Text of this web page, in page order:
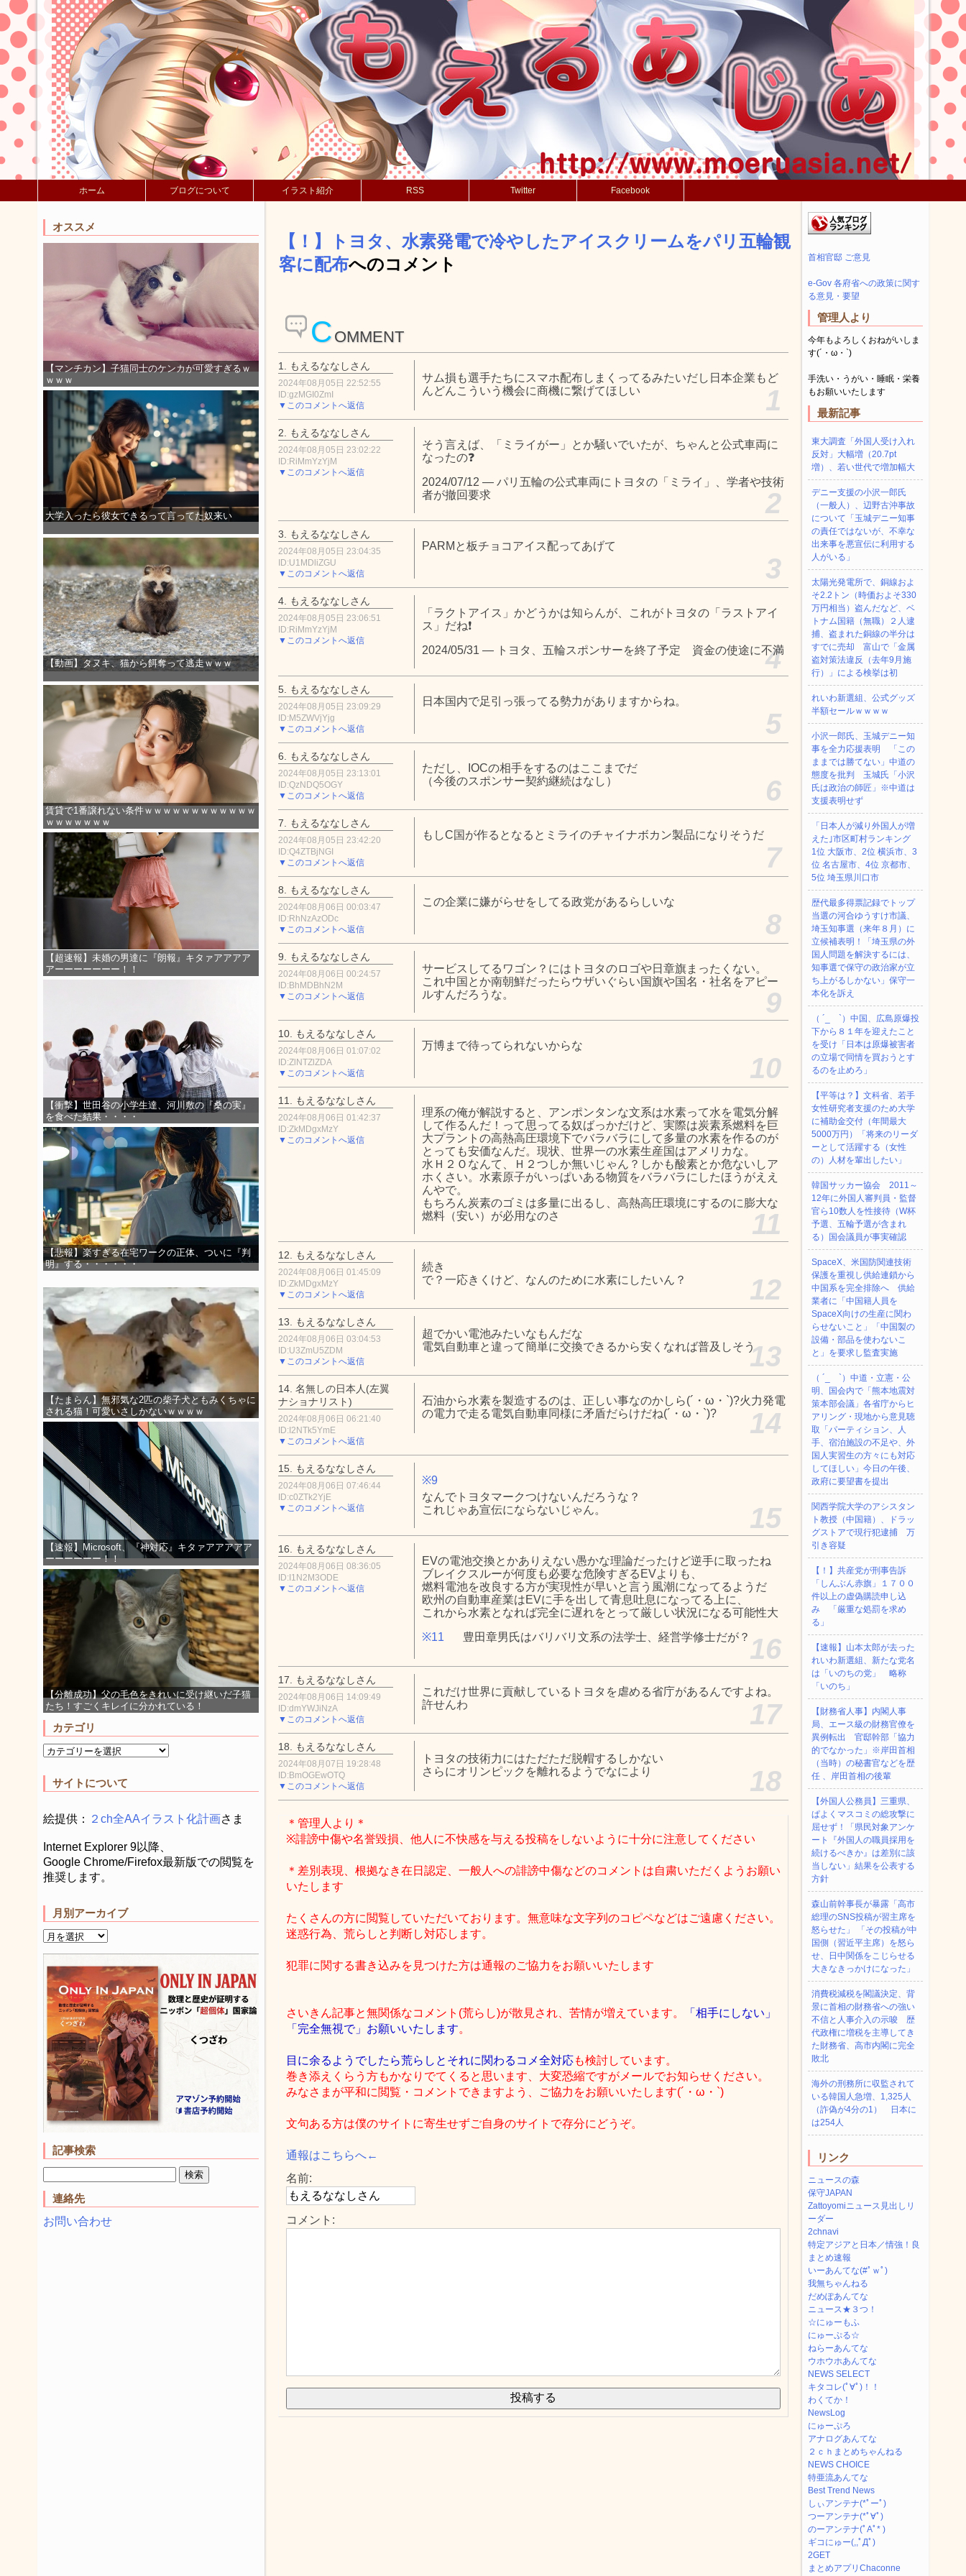
ホーム ブログについて イラスト紹介 RSS Twitter Facebook
オススメ
【マンチカン】子猫同士のケンカが可愛すぎるｗ
ｗｗｗ
大学入ったら彼女できるって言ってた奴来い
【動画】タヌキ、猫から餌奪って逃走ｗｗｗ
賃貸で1番譲れない条件ｗｗｗｗｗｗｗｗｗｗｗｗ
ｗｗｗｗｗｗｗ
【超速報】未婚の男達に『朗報』キタァアアアア
アーーーーーーー！！
【衝撃】世田谷の小学生達、河川敷の『桑の実』
を食べた結果・・・・
【悲報】楽すぎる在宅ワークの正体、ついに『判
明』する・・・・・・
【たまらん】無邪気な2匹の柴子犬ともみくちゃに
される猫！可愛いさしかないｗｗｗｗ
【速報】Microsoft、『神対応』キタァアアアアア
ーーーーーー！！
【分離成功】父の毛色をきれいに受け継いだ子猫
たち！すごくキレイに分かれている！
カテゴリ
サイトについて
絵提供： ２ch全AAイラスト化計画さま
Internet Explorer 9以降、
Google Chrome/Firefox最新版での閲覧を
推奨します。
月別アーカイブ
記事検索
連絡先
お問い合わせ
【！】トヨタ、水素発電で冷やしたアイスクリームをパリ五輪観
客に配布へのコメント
C OMMENT
1. もえるななしさん
2024年08月05日 22:52:55
ID:gzMGI0ZmI
▼このコメントへ返信
サム損も選手たちにスマホ配布しまくってるみたいだし日本企業もど
んどんこういう機会に商機に繋げてほしい
1
2. もえるななしさん
2024年08月05日 23:02:22
ID:RiMmYzYjM
▼このコメントへ返信
そう言えば、「ミライがー」とか騒いでいたが、ちゃんと公式車両に
なったの❓
2024/07/12 — パリ五輪の公式車両にトヨタの「ミライ」、学者や技術
者が撤回要求
2
3. もえるななしさん
2024年08月05日 23:04:35
ID:U1MDliZGU
▼このコメントへ返信
PARMと板チョコアイス配ってあげて
3
4. もえるななしさん
2024年08月05日 23:06:51
ID:RiMmYzYjM
▼このコメントへ返信
「ラクトアイス」かどうかは知らんが、これがトヨタの「ラストアイ
ス」だね❗
2024/05/31 — トヨタ、五輪スポンサーを終了予定 資金の使途に不満
4
5. もえるななしさん
2024年08月05日 23:09:29
ID:M5ZWVjYjg
▼このコメントへ返信
日本国内で足引っ張ってる勢力がありますからね。
5
6. もえるななしさん
2024年08月05日 23:13:01
ID:QzNDQ5OGY
▼このコメントへ返信
ただし、IOCの相手をするのはここまでだ
（今後のスポンサー契約継続はなし）
6
7. もえるななしさん
2024年08月05日 23:42:20
ID:Q4ZTBjNGI
▼このコメントへ返信
もしC国が作るとなるとミライのチャイナボカン製品になりそうだ
7
8. もえるななしさん
2024年08月06日 00:03:47
ID:RhNzAzODc
▼このコメントへ返信
この企業に嫌がらせをしてる政党があるらしいな
8
9. もえるななしさん
2024年08月06日 00:24:57
ID:BhMDBhN2M
▼このコメントへ返信
サービスしてるワゴン？にはトヨタのロゴや日章旗まったくない。
これ中国とか南朝鮮だったらウザいぐらい国旗や国名・社名をアピー
ルすんだろうな。
9
10. もえるななしさん
2024年08月06日 01:07:02
ID:ZlNTZlZDA
▼このコメントへ返信
万博まで待ってられないからな
10
11. もえるななしさん
2024年08月06日 01:42:37
ID:ZkMDgxMzY
▼このコメントへ返信
理系の俺が解説すると、アンポンタンな文系は水素って水を電気分解
して作るんだ！って思ってる奴ばっかだけど、実際は炭素系燃料を巨
大プラントの高熱高圧環境下でバラバラにして多量の水素を作るのが
とっても安価なんだ。現状、世界一の水素生産国はアメリカな。
水Ｈ２Ｏなんて、Ｈ２つしか無いじゃん？しかも酸素とか危ないしア
ホくさい。水素原子がいっぱいある物質をバラバラにしたほうがええ
んやで。
もちろん炭素のゴミは多量に出るし、高熱高圧環境にするのに膨大な
燃料（安い）が必用なのさ
11
12. もえるななしさん
2024年08月06日 01:45:09
ID:ZkMDgxMzY
▼このコメントへ返信
続き
で？一応きくけど、なんのために水素にしたいん？
12
13. もえるななしさん
2024年08月06日 03:04:53
ID:U3ZmU5ZDM
▼このコメントへ返信
超でかい電池みたいなもんだな
電気自動車と違って簡単に交換できるから安くなれば普及しそう13
14. 名無しの日本人(左翼
ナショナリスト)
2024年08月06日 06:21:40
ID:I2NTk5YmE
▼このコメントへ返信
石油から水素を製造するのは、正しい事なのかしら(´・ω・`)?火力発電
の電力で走る電気自動車同様に矛盾だらけだね(´・ω・`)?
14
15. もえるななしさん
2024年08月06日 07:46:44
ID:c0ZTk2YjE
▼このコメントへ返信
※9
なんでトヨタマークつけないんだろうな？
これじゃあ宣伝にならないじゃん。
15
16. もえるななしさん
2024年08月06日 08:36:05
ID:I1N2M3ODE
▼このコメントへ返信
EVの電池交換とかありえない愚かな理論だったけど逆手に取ったね
ブレイクスルーが何度も必要な危険すぎるEVよりも、
燃料電池を改良する方が実現性が早いと言う風潮になってるようだ
欧州の自動車産業はEVに手を出して青息吐息になってる上に、
これから水素となれば完全に遅れをとって厳しい状況になる可能性大
※11
豊田章男氏はバリバリ文系の法学士、経営学修士だが？ 16
17. もえるななしさん
2024年08月06日 14:09:49
ID:dmYWJiNzA
▼このコメントへ返信
これだけ世界に貢献しているトヨタを虐める省庁があるんですよね。
許せんわ
17
18. もえるななしさん
2024年08月07日 19:28:48
ID:BmOGEwOTQ
▼このコメントへ返信
トヨタの技術力にはただただ脱帽するしかない
さらにオリンピックを離れるようでなにより
18
＊管理人より＊
※誹謗中傷や名誉毀損、他人に不快感を与える投稿をしないように十分に注意してください
＊差別表現、根拠なき在日認定、一般人への誹謗中傷などのコメントは自粛いただくようお願い
いたします
たくさんの方に閲覧していただいております。無意味な文字列のコピペなどはご遠慮ください。
迷惑行為、荒らしと判断し対応します。
犯罪に関する書き込みを見つけた方は通報のご協力をお願いいたします
さいきん記事と無関係なコメント(荒らし)が散見され、苦情が増えています。
「相手にしない」
「完全無視で」お願いいたします。
目に余るようでしたら荒らしとそれに関わるコメ全対応も検討しています。
巻き添えくらう方もかなりでてくると思います、大変恐縮ですがメールでお知らせください。
みなさまが平和に閲覧・コメントできますよう、ご協力をお願いいたします(´・ω・`)
文句ある方は僕のサイトに寄生せずご自身のサイトで存分にどうぞ。
通報はこちらへ←
名前:
コメント:
首相官邸 ご意見
e-Gov 各府省への政策に関す
る意見・要望
管理人より
今年もよろしくおねがいしま
す(´・ω・`)
手洗い・うがい・睡眠・栄養
もお願いいたします
最新記事
東大調査「外国人受け入れ
反対」大幅増（20.7pt
増）、若い世代で増加幅大
デニー支援の小沢一郎氏
（一般人）、辺野古沖事故
について「玉城デニー知事
の責任ではないが、不幸な
出来事を悪宣伝に利用する
人がいる」
太陽光発電所で、銅線およ
そ2.2トン（時価およそ330
万円相当）盗んだなど、ベ
トナム国籍（無職）２人逮
捕、盗まれた銅線の半分は
すでに売却 富山で「金属
盗対策法違反（去年9月施
行）」による検挙は初
れいわ新選組、公式グッズ
半額セールｗｗｗｗ
小沢一郎氏、玉城デニー知
事を全力応援表明 「この
ままでは勝てない」中道の
態度を批判 玉城氏「小沢
氏は政治の師匠」※中道は
支援表明せず
「日本人が減り外国人が増
えた｣市区町村ランキング
1位 大阪市、2位 横浜市、3
位 名古屋市、4位 京都市、
5位 埼玉県川口市
歴代最多得票記録でトップ
当選の河合ゆうすけ市議、
埼玉知事選（来年８月）に
立候補表明！「埼玉県の外
国人問題を解決するには、
知事選で保守の政治家が立
ち上がるしかない」保守一
本化を訴え
（ ´_ゝ`）中国、広島原爆投
下から８１年を迎えたこと
を受け「日本は原爆被害者
の立場で同情を買おうとす
るのを止めろ」
【平等は？】文科省、若手
女性研究者支援のため大学
に補助金交付（年間最大
5000万円）「将来のリーダ
ーとして活躍する（女性
の）人材を輩出したい」
韓国サッカー協会 2011～
12年に外国人審判員・監督
官ら10数人を性接待（W杯
予選、五輪予選が含まれ
る）国会議員が事実確認
SpaceX、米国防関連技術
保護を重視し供給連鎖から
中国系を完全排除へ 供給
業者に「中国籍人員を
SpaceX向けの生産に関わ
らせないこと」「中国製の
設備・部品を使わないこ
と」を要求し監査実施
（ ´_ゝ`）中道・立憲・公
明、国会内で「熊本地震対
策本部会議」各省庁からヒ
アリング・現地から意見聴
取「パーティション、人
手、宿泊施設の不足や、外
国人実習生の方々にも対応
してほしい」今日の午後、
政府に要望書を提出
関西学院大学のアシスタン
ト教授（中国籍）、ドラッ
グストアで現行犯逮捕 万
引き容疑
【！】共産党が刑事告訴
「しんぶん赤旗」１７００
件以上の虚偽購読申し込
み 「厳重な処罰を求め
る」
【速報】山本太郎が去った
れいわ新選組、新たな党名
は「いのちの党」 略称
「いのち」
【財務省人事】内閣人事
局、エース級の財務官僚を
異例転出 官邸幹部「協力
的でなかった」※岸田首相
（当時）の秘書官などを歴
任 、岸田首相の後輩
【外国人公務員】三重県、
ぱよくマスコミの総攻撃に
屈せず！「県民対象アンケ
ート『外国人の職員採用を
続けるべきか』は差別に該
当しない」結果を公表する
方針
森山前幹事長が暴露「高市
総理のSNS投稿が習主席を
怒らせた」 「その投稿が中
国側（習近平主席）を怒ら
せ、日中関係をこじらせる
大きなきっかけになった」
消費税減税を閣議決定、背
景に首相の財務省への強い
不信と人事介入の示唆 歴
代政権に増税を主導してき
た財務省、高市内閣に完全
敗北
海外の刑務所に収監されて
いる韓国人急増、1,325人
（詐偽が4分の1） 日本に
は254人
リンク
ニュースの森
保守JAPAN
Zattoyomiニュース見出しリ
ーダー
2chnavi
特定アジアと日本／情強！良
まとめ速報
いーあんてな(#ﾟｗﾟ)
我無ちゃんねる
だめぽあんてな
ニュース★３つ！
☆にゅーもふ
にゅーぷる☆
ねらーあんてな
ウホウホあんてな
NEWS SELECT
キタコレ(ﾟ∀ﾟ)！！
わくてか！
NewsLog
にゅーぷろ
アナログあんてな
２ｃｈまとめちゃんねる
NEWS CHOICE
特亜流あんてな
Best Trend News
しぃアンテナ(*ﾟーﾟ)
つーアンテナ(*ﾟ∀ﾟ)
のーアンテナ(ﾟAﾟ* )
ギコにゅー(,,ﾟДﾟ)
2GET
まとめアプリChaconne